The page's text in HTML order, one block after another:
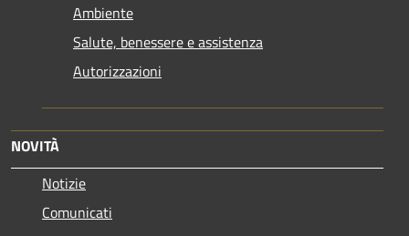
Ambiente
Salute, benessere e assistenza
Autorizzazioni
NOVITÀ
Notizie
Comunicati